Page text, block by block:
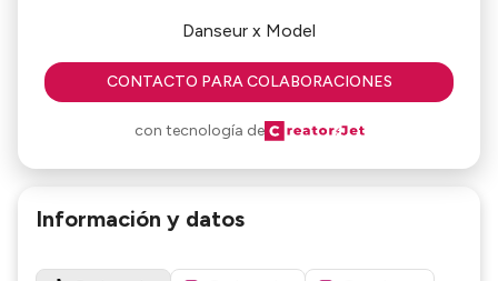
CONTACTO PARA COLABORACIONES
con tecnología de
Información y datos